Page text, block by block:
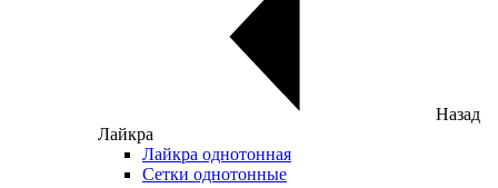
Назад
Лайкра
Лайкра однотонная
Сетки однотонные